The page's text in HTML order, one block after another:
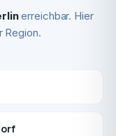
erreichbar. Hier
Region.